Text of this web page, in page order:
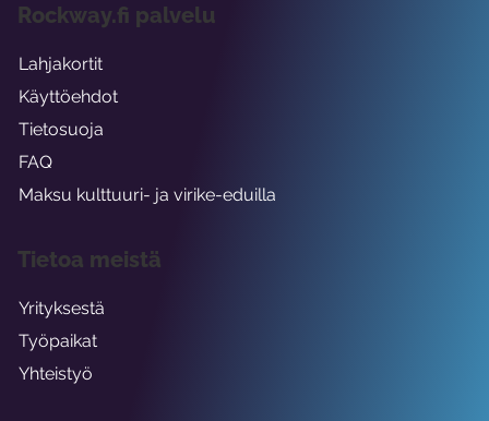
Rockway.fi palvelu
Lahjakortit
Käyttöehdot
Tietosuoja
FAQ
Maksu kulttuuri- ja virike-eduilla
Tietoa meistä
Yrityksestä
Työpaikat
Yhteistyö